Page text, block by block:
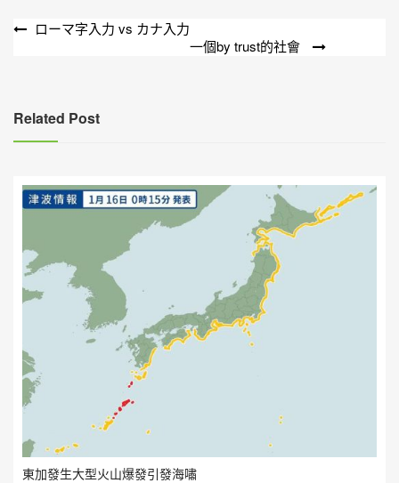
文
覽
ローマ字入力 vs カナ入力
一個by trust的社會
Related Post
東加發生大型火山爆發引發海嘯